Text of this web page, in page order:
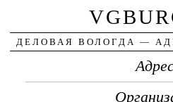
ДЕЛОВАЯ ВОЛОГДА —